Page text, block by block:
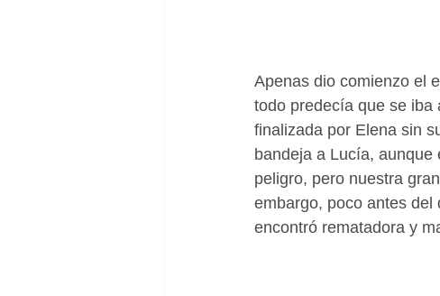
Apenas dio comienzo el
todo predecía que se iba
finalizada por Elena sin
bandeja a Lucía,
peligro, pero nuestra
embargo, poco antes del
encontró rematadora y